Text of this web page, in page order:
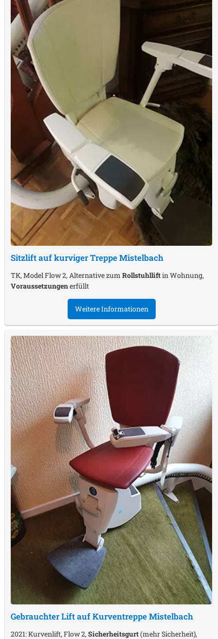
Sitzlift auf kurviger TreppeMistelbach
TK, Model Flow 2, Alternative zum Rollstuhlliftin Wohnung,
Voraussetzungenerfüllt
Weitere Informationen
Gebrauchter Lift auf KurventreppeMistelbach
2021: Kurvenlift, Flow 2, Sicherheitsgurt(mehr Sicherheit),